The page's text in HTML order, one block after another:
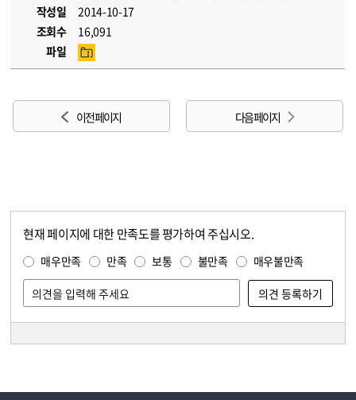
작성일
2014-10-17
조회수
16,091
파일
이전 페이지 다음 페이지
현재 페이지에 대한 만족도를 평가하여 주십시오.
매우만족 만족 보통 불만족 매우불만족